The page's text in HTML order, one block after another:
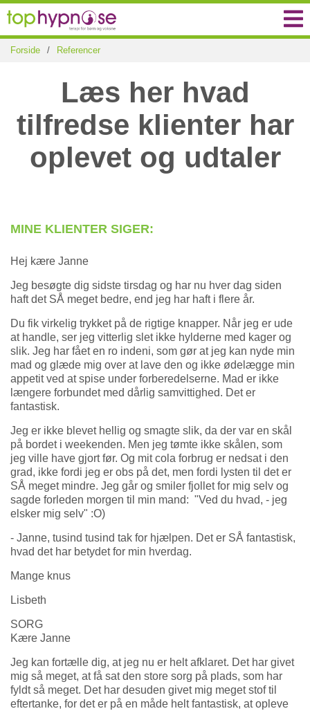
Forside / Referencer
Læs her hvad
tilfredse klienter har
oplevet og udtaler
MINE KLIENTER SIGER:
Hej kære Janne
Jeg besøgte dig sidste tirsdag og har nu hver dag siden
haft det SÅ meget bedre, end jeg har haft i flere år.
Du fik virkelig trykket på de rigtige knapper. Når jeg er ude
at handle, ser jeg vitterlig slet ikke hylderne med kager og
slik. Jeg har fået en ro indeni, som gør at jeg kan nyde min
mad og glæde mig over at lave den og ikke ødelægge min
appetit ved at spise under forberedelserne. Mad er ikke
længere forbundet med dårlig samvittighed. Det er
fantastisk.
Jeg er ikke blevet hellig og smagte slik, da der var en skål
på bordet i weekenden. Men jeg tømte ikke skålen, som
jeg ville have gjort før. Og mit cola forbrug er nedsat i den
grad, ikke fordi jeg er obs på det, men fordi lysten til det er
SÅ meget mindre. Jeg går og smiler fjollet for mig selv og
sagde forleden morgen til min mand: "Ved du hvad, - jeg
elsker mig selv" :O)
- Janne, tusind tusind tak for hjælpen. Det er SÅ fantastisk,
hvad det har betydet for min hverdag.
Mange knus
Lisbeth
SORG
Kære Janne
Jeg kan fortælle dig, at jeg nu er helt afklaret. Det har givet
mig så meget, at få sat den store sorg på plads, som har
fyldt så meget. Det har desuden givet mig meget stof til
eftertanke, for det er på en måde helt fantastisk, at opleve